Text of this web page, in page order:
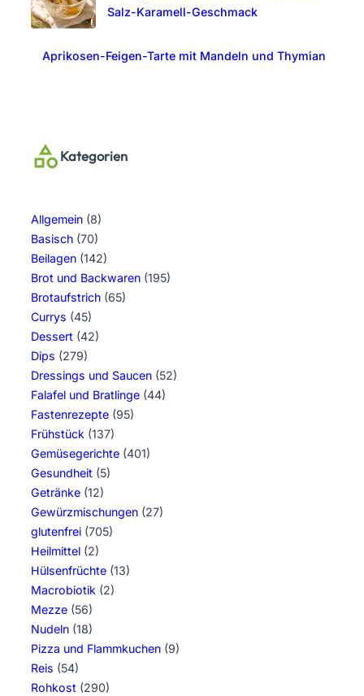
Salz-Karamell-Geschmack
Aprikosen-Feigen-Tarte mit Mandeln und Thymian
Kategorien
Allgemein (8)
Basisch (70)
Beilagen (142)
Brot und Backwaren (195)
Brotaufstrich (65)
Currys (45)
Dessert (42)
Dips (279)
Dressings und Saucen (52)
Falafel und Bratlinge (44)
Fastenrezepte (95)
Frühstück (137)
Gemüsegerichte (401)
Gesundheit (5)
Getränke (12)
Gewürzmischungen (27)
glutenfrei (705)
Heilmittel (2)
Hülsenfrüchte (13)
Macrobiotik (2)
Mezze (56)
Nudeln (18)
Pizza und Flammkuchen (9)
Reis (54)
Rohkost (290)